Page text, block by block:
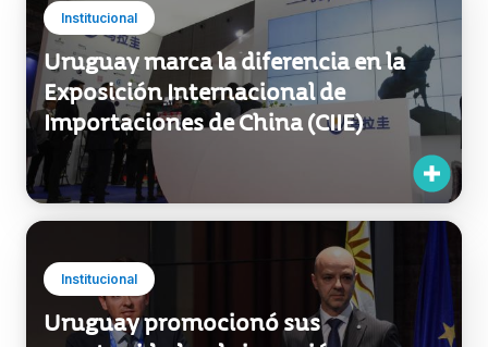
Institucional
Uruguay marca la diferencia en la
Exposición Internacional de
Importaciones de China (CIIE)
Institucional
Uruguay promocionó sus